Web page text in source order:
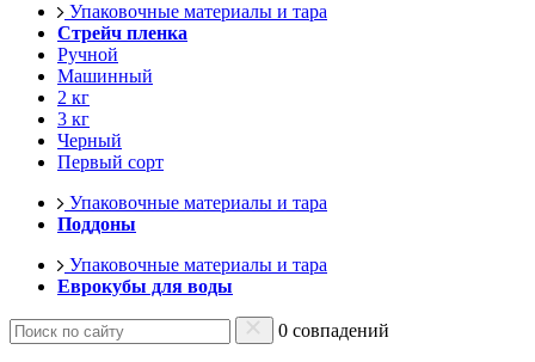
Упаковочные материалы и тара
Стрейч пленка
Ручной
Машинный
2 кг
3 кг
Черный
Первый сорт
Упаковочные материалы и тара
Поддоны
Упаковочные материалы и тара
Еврокубы для воды
0 совпадений